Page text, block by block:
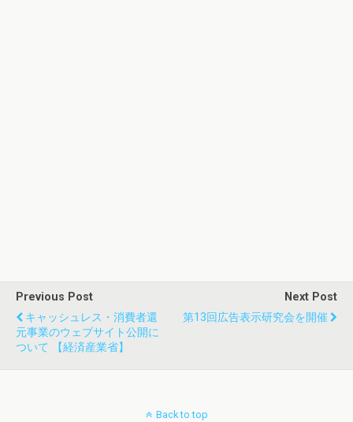
Previous Post
キャッシュレス・消費者還
元事業のウェブサイト公開に
ついて 【経済産業省】
Next Post
第13回広告表示研究会を開催
Back to top